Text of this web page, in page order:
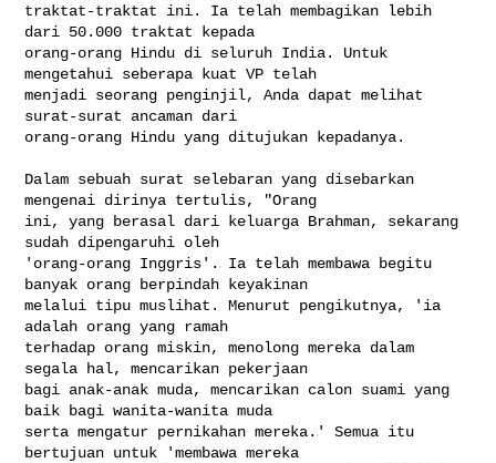
traktat-traktat ini. Ia telah membagikan lebih
dari 50.000 traktat kepada
orang-orang Hindu di seluruh India. Untuk
mengetahui seberapa kuat VP telah
menjadi seorang penginjil, Anda dapat melihat
surat-surat ancaman dari
orang-orang Hindu yang ditujukan kepadanya.
Dalam sebuah surat selebaran yang disebarkan
mengenai dirinya tertulis, "Orang
ini, yang berasal dari keluarga Brahman, sekarang
sudah dipengaruhi oleh
'orang-orang Inggris'. Ia telah membawa begitu
banyak orang berpindah keyakinan
melalui tipu muslihat. Menurut pengikutnya, 'ia
adalah orang yang ramah
terhadap orang miskin, menolong mereka dalam
segala hal, mencarikan pekerjaan
bagi anak-anak muda, mencarikan calon suami yang
baik bagi wanita-wanita muda
serta mengatur pernikahan mereka.' Semua itu
bertujuan untuk 'membawa mereka